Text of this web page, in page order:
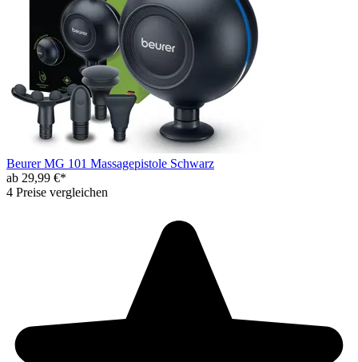
Beurer MG 101 Massagepistole Schwarz
ab 29,99 €*
4 Preise vergleichen